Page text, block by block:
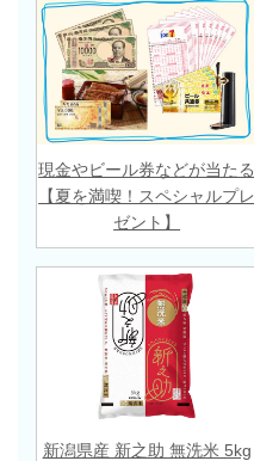
現金やビール券などが当たる
【夏を満喫！スペシャルプレ
ゼント】
新潟県産 新之助 無洗米 5kg